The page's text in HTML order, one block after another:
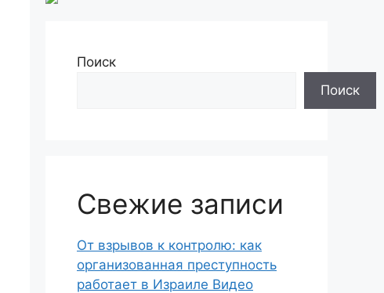
Поиск
Поиск
Свежие записи
От взрывов к контролю: как
организованная преступность
работает в Израиле Видео